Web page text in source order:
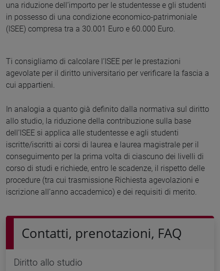
una riduzione dell’importo per le studentesse e gli studenti
in possesso di una condizione economico-patrimoniale
(ISEE) compresa tra a 30.001 Euro e 60.000 Euro.
Ti consigliamo di calcolare l’ISEE per le prestazioni
agevolate per il diritto universitario per verificare la fascia a
cui appartieni.
In analogia a quanto già definito dalla normativa sul diritto
allo studio, la riduzione della contribuzione sulla base
dell’ISEE si applica alle studentesse e agli studenti
iscritte/iscritti ai corsi di laurea e laurea magistrale per il
conseguimento per la prima volta di ciascuno dei livelli di
corso di studi e richiede, entro le scadenze, il rispetto delle
procedure (tra cui trasmissione Richiesta agevolazioni e
iscrizione all’anno accademico) e dei requisiti di merito.
Contatti, prenotazioni, FAQ
Diritto allo studio